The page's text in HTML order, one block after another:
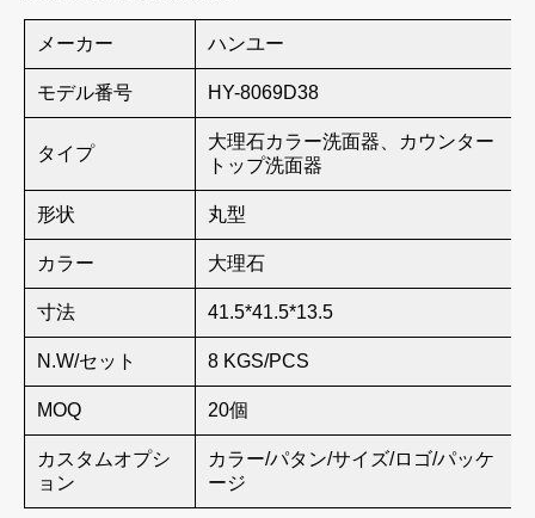
メーカー ハンユー
モデル番号 HY-8069D38
タイプ
大理石カラー洗面器、カウンター
トップ洗面器
形状 丸型
カラー 大理石
寸法 41.5*41.5*13.5
N.W/セット 8 KGS/PCS
MOQ 20個
カスタムオプシ
ョン
カラー/パタン/サイズ/ロゴ/パッケ
ージ